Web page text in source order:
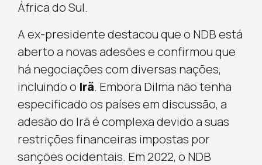
África do Sul.
A ex-presidente destacou que o NDB está
aberto a novas adesões e confirmou que
há negociações com diversas nações,
incluindo o Irã. Embora Dilma não tenha
especificado os países em discussão, a
adesão do Irã é complexa devido a suas
restrições financeiras impostas por
sanções ocidentais. Em 2022, o NDB